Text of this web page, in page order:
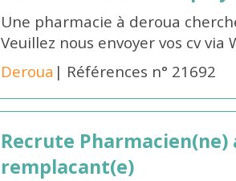
Une pharmacie à deroua
Veuillez nous envoyer vos cv via
Deroua | Références n° 21692
Recrute
remplacant(e)